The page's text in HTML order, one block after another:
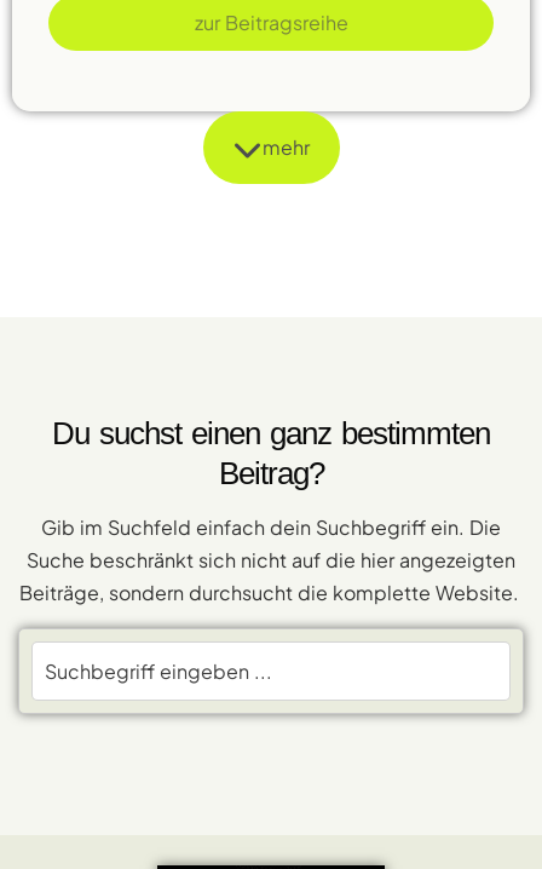
zur Beitragsreihe
mehr
Du suchst einen ganz bestimmten
Beitrag?
Gib im Suchfeld einfach dein Suchbegriff ein. Die
Suche beschränkt sich nicht auf die hier angezeigten
Beiträge, sondern durchsucht die komplette Website.